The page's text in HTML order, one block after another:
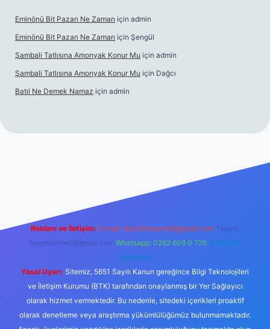
Eminönü Bit Pazarı Ne Zaman için admin
Eminönü Bit Pazarı Ne Zaman için Şengül
Şambali Tatlısına Amonyak Konur Mu için admin
Şambali Tatlısına Amonyak Konur Mu için Dağcı
Batıl Ne Demek Namaz için admin
Reklam ve İletişim: E-mail: backlinkpaneli@gmail.com Teams:
forumhizmeti@gmail.com Whatsapp: 0262 606 0 726 Telegram:
@karabul
Yasal Uyarı: Sitemiz, 5651 Sayılı Kanun gereğince Bilgi Teknolojileri
ve İletişim Kurumu (BTK) tarafından onaylanmış bir Yer Sağlayıcı
olarak hizmet vermektedir. Bu nedenle, sitedeki içerikleri proaktif
olarak denetleme veya araştırma yükümlülüğümüz bulunmamaktadır.